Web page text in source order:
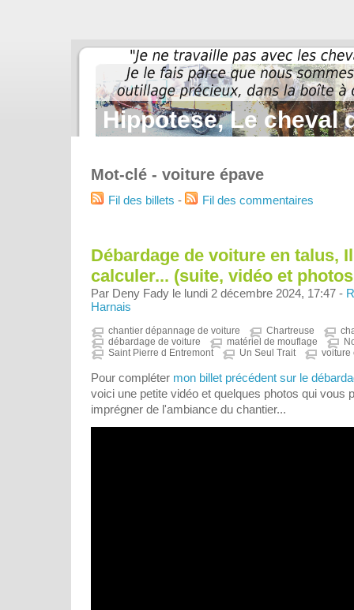
Hippotese, Le cheval
Mot-clé - voiture épave
Fil des billets - Fil des commentaires
Débardage de voiture en talus,
calculer... (suite, vidéo et
Par Deny Fady le lundi 2 décembre 2024, 17:47 -
Harnais
chantier dépannage de voiture Chartreuse
débardage de voiture
matériel de mouflage
Saint Pierre d Entremont
Un Seul Trait voiture
Pour compléter mon billet précédent sur le
voici une petite vidéo et quelques photos qui vous
imprégner de l'ambiance du chantier...